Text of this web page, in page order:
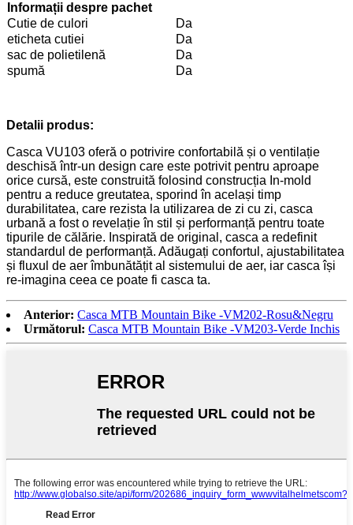
Informații despre pachet
Cutie de culori
Da
eticheta cutiei
Da
sac de polietilenă
Da
spumă
Da
Detalii produs:
Casca VU103 oferă o potrivire confortabilă și o ventilație
deschisă într-un design care este potrivit pentru aproape
orice cursă, este construită folosind construcția In-mold
pentru a reduce greutatea, sporind în același timp
durabilitatea, care rezista la utilizarea de zi cu zi, casca
urbană a fost o revelație în stil și performanță pentru toate
tipurile de călărie. Inspirată de original, casca a redefinit
standardul de performanță. Adăugați confortul, ajustabilitatea
și fluxul de aer îmbunătățit al sistemului de aer, iar casca își
re-imagina ceea ce poate fi casca ta.
Anterior: Casca MTB Mountain Bike -VM202-Rosu&Negru
Următorul: Casca MTB Mountain Bike -VM203-Verde Inchis